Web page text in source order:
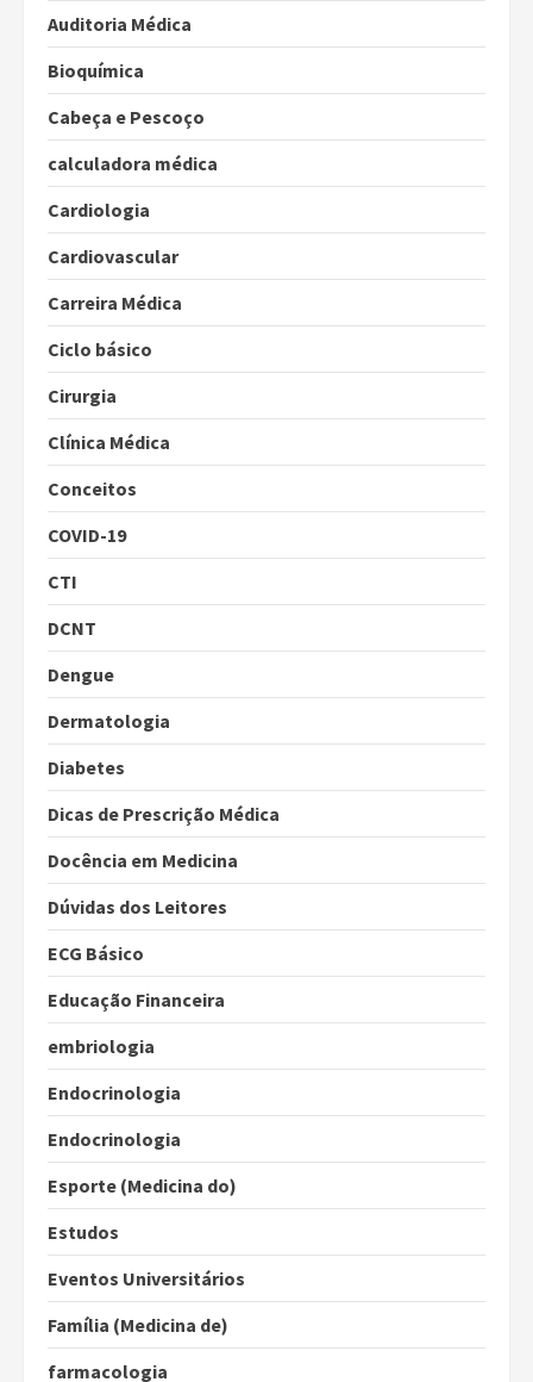
Auditoria Médica
Bioquímica
Cabeça e Pescoço
calculadora médica
Cardiologia
Cardiovascular
Carreira Médica
Ciclo básico
Cirurgia
Clínica Médica
Conceitos
COVID-19
CTI
DCNT
Dengue
Dermatologia
Diabetes
Dicas de Prescrição Médica
Docência em Medicina
Dúvidas dos Leitores
ECG Básico
Educação Financeira
embriologia
Endocrinologia
Endocrinologia
Esporte (Medicina do)
Estudos
Eventos Universitários
Família (Medicina de)
farmacologia